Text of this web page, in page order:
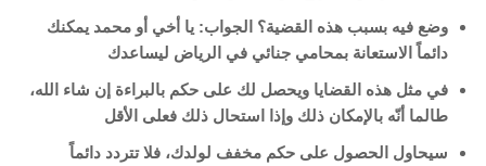
وضع فيه بسبب هذه القضية؟ الجواب: يا أخي أو محمد يمكنك
دائماً الاستعانة بمحامي جنائي في الرياض ليساعدك
في مثل هذه القضايا ويحصل لك على حكم بالبراءة إن شاء الله،
طالما أنّه بالإمكان ذلك وإذا استحال ذلك فعلى الأقل
سيحاول الحصول على حكم مخفف لولدك، فلا تتردد دائماً